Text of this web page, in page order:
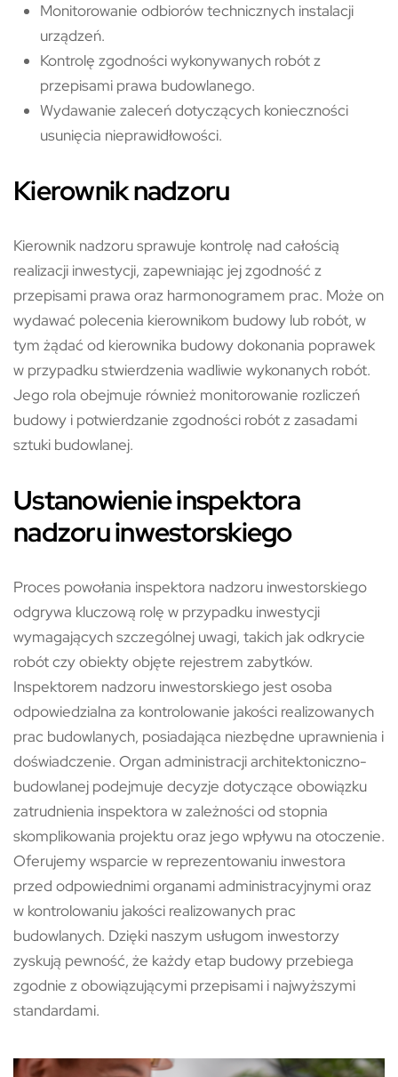
Monitorowanie odbiorów technicznych instalacji
urządzeń.
Kontrolę zgodności wykonywanych robót z
przepisami prawa budowlanego.
Wydawanie zaleceń dotyczących konieczności
usunięcia nieprawidłowości.
Kierownik nadzoru
Kierownik nadzoru sprawuje kontrolę nad całością
realizacji inwestycji, zapewniając jej zgodność z
przepisami prawa oraz harmonogramem prac. Może on
wydawać polecenia kierownikom budowy lub robót, w
tym żądać od kierownika budowy dokonania poprawek
w przypadku stwierdzenia wadliwie wykonanych robót.
Jego rola obejmuje również monitorowanie rozliczeń
budowy i potwierdzanie zgodności robót z zasadami
sztuki budowlanej.
Ustanowienie inspektora
nadzoru inwestorskiego
Proces powołania inspektora nadzoru inwestorskiego
odgrywa kluczową rolę w przypadku inwestycji
wymagających szczególnej uwagi, takich jak odkrycie
robót czy obiekty objęte rejestrem zabytków.
Inspektorem nadzoru inwestorskiego jest osoba
odpowiedzialna za kontrolowanie jakości realizowanych
prac budowlanych, posiadająca niezbędne uprawnienia i
doświadczenie. Organ administracji architektoniczno-
budowlanej podejmuje decyzje dotyczące obowiązku
zatrudnienia inspektora w zależności od stopnia
skomplikowania projektu oraz jego wpływu na otoczenie.
Oferujemy wsparcie w reprezentowaniu inwestora
przed odpowiednimi organami administracyjnymi oraz
w kontrolowaniu jakości realizowanych prac
budowlanych. Dzięki naszym usługom inwestorzy
zyskują pewność, że każdy etap budowy przebiega
zgodnie z obowiązującymi przepisami i najwyższymi
standardami.